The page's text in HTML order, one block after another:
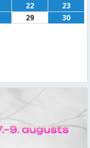
22
23
29 30